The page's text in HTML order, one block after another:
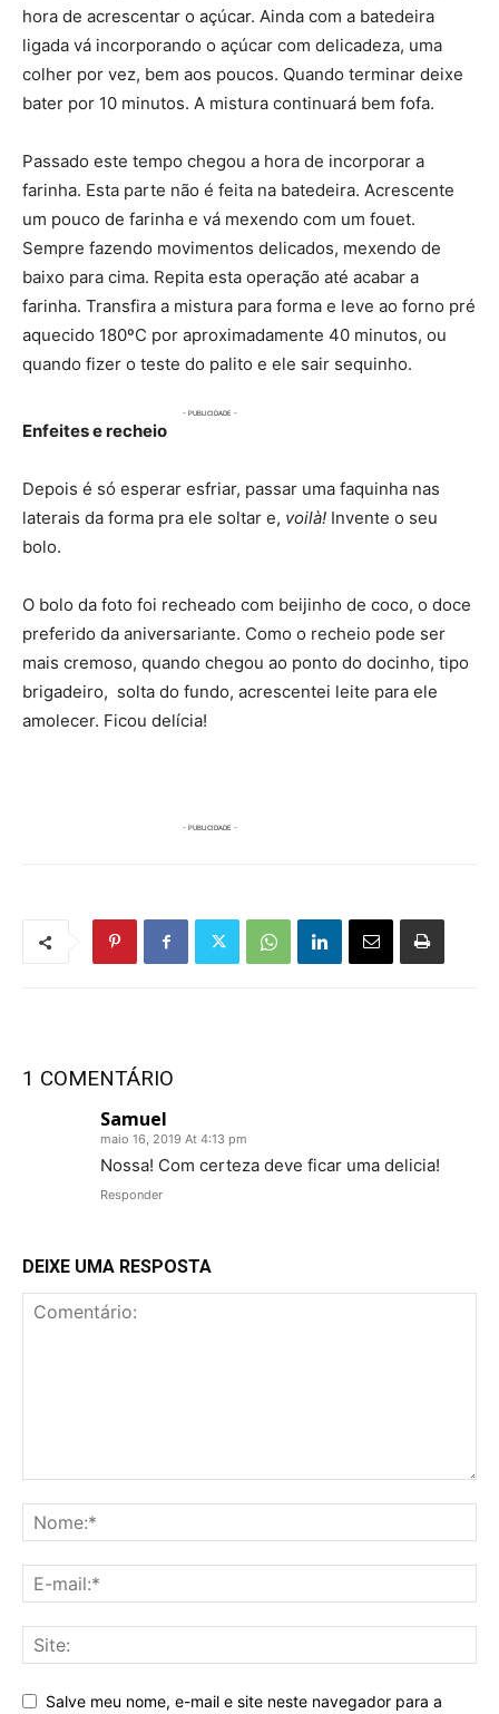
hora de acrescentar o açúcar. Ainda com a batedeira
ligada vá incorporando o açúcar com delicadeza, uma
colher por vez, bem aos poucos. Quando terminar deixe
bater por 10 minutos. A mistura continuará bem fofa.
Passado este tempo chegou a hora de incorporar a
farinha. Esta parte não é feita na batedeira. Acrescente
um pouco de farinha e vá mexendo com um fouet.
Sempre fazendo movimentos delicados, mexendo de
baixo para cima. Repita esta operação até acabar a
farinha. Transfira a mistura para forma e leve ao forno pré
aquecido 180ºC por aproximadamente 40 minutos, ou
quando fizer o teste do palito e ele sair sequinho.
Enfeites e recheio
Depois é só esperar esfriar, passar uma faquinha nas
laterais da forma pra ele soltar e, voilà! Invente o seu
bolo.
O bolo da foto foi recheado com beijinho de coco, o doce
preferido da aniversariante. Como o recheio pode ser
mais cremoso, quando chegou ao ponto do docinho, tipo
brigadeiro, solta do fundo, acrescentei leite para ele
amolecer. Ficou delícia!
1 COMENTÁRIO
Samuel
maio 16, 2019 At 4:13 pm
Nossa! Com certeza deve ficar uma delicia!
Responder
DEIXE UMA RESPOSTA
Salve meu nome, e-mail e site neste navegador para a